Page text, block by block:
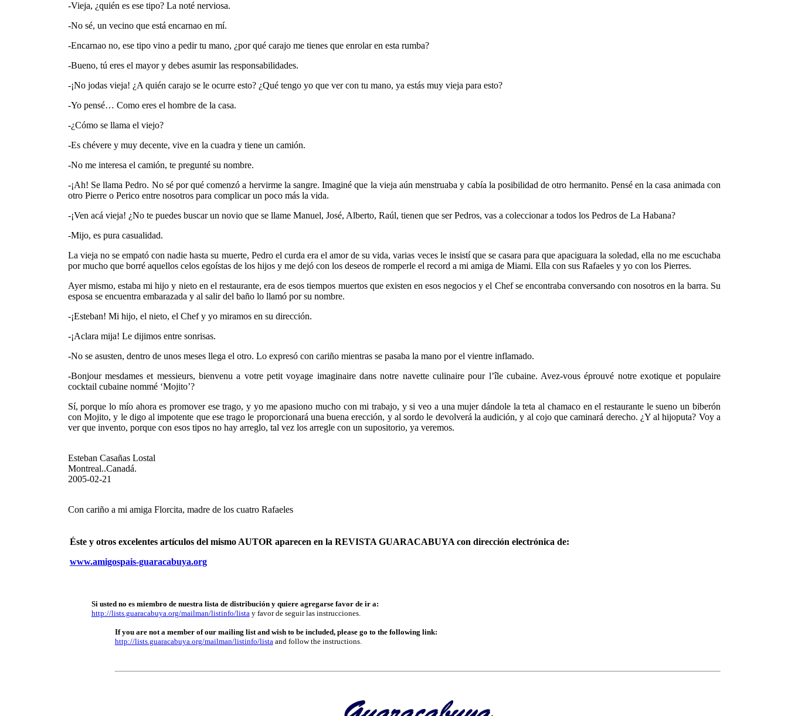
-Vieja, ¿quién es ese tipo? La noté nerviosa.
-No sé, un vecino que está encarnao en mí.
-Encarnao no, ese tipo vino a pedir tu mano, ¿por qué carajo me tienes que enrolar en esta rumba?
-Bueno, tú eres el mayor y debes asumir las responsabilidades.
-¡No jodas vieja! ¿A quién carajo se le ocurre esto? ¿Qué tengo yo que ver con tu mano, ya estás muy vieja para esto?
-Yo pensé… Como eres el hombre de la casa.
-¿Cómo se llama el viejo?
-Es chévere y muy decente, vive en la cuadra y tiene un camión.
-No me interesa el camión, te pregunté su nombre.
-¡Ah! Se llama Pedro. No sé por qué comenzó a hervirme la sangre. Imaginé que la vieja aún menstruaba y cabía la posibilidad de otro hermanito. Pensé en la casa animada con
otro Pierre o Perico entre nosotros para complicar un poco más la vida.
-¡Ven acá vieja! ¿No te puedes buscar un novio que se llame Manuel, José, Alberto, Raúl, tienen que ser Pedros, vas a coleccionar a todos los Pedros de La Habana?
-Mijo, es pura casualidad.
La vieja no se empató con nadie hasta su muerte, Pedro el curda era el amor de su vida, varias veces le insistí que se casara para que apaciguara la soledad, ella no me escuchaba
por mucho que borré aquellos celos egoístas de los hijos y me dejó con los deseos de romperle el record a mi amiga de Miami. Ella con sus Rafaeles y yo con los Pierres.
Ayer mismo, estaba mi hijo y nieto en el restaurante, era de esos tiempos muertos que existen en esos negocios y el Chef se encontraba conversando con nosotros en la barra. Su
esposa se encuentra embarazada y al salir del baño lo llamó por su nombre.
-¡Esteban! Mi hijo, el nieto, el Chef y yo miramos en su dirección.
-¡Aclara mija! Le dijimos entre sonrisas.
-No se asusten, dentro de unos meses llega el otro. Lo expresó con cariño mientras se pasaba la mano por el vientre inflamado.
-Bonjour mesdames et messieurs, bienvenu a votre petit voyage imaginaire dans notre navette culinaire pour l’île cubaine. Avez-vous éprouvé notre exotique et populaire
cocktail cubaine nommé ‘Mojito’?
Sí, porque lo mío ahora es promover ese trago, y yo me apasiono mucho con mi trabajo, y si veo a una mujer dándole la teta al chamaco en el restaurante le sueno un biberón
con Mojito, y le digo al impotente que ese trago le proporcionará una buena erección, y al sordo le devolverá la audición, y al cojo que caminará derecho. ¿Y al hijoputa? Voy a
ver que invento, porque con esos tipos no hay arreglo, tal vez los arregle con un supositorio, ya veremos.
Esteban Casañas Lostal
Montreal..Canadá.
2005-02-21
Con cariño a mi amiga Florcita, madre de los cuatro Rafaeles
Éste y otros excelentes artículos del mismo AUTOR aparecen en la REVISTA GUARACABUYA con dirección electrónica de:
www.amigospais-guaracabuya.org
Si usted no es miembro de nuestra lista de distribución y quiere agregarse favor de ir a:
http://lists.guaracabuya.org/mailman/listinfo/listay favor de seguir las instrucciones.
If you are not a member of our mailing list and wish to be included, please go to the following link:
http://lists.guaracabuya.org/mailman/listinfo/listaand follow the instructions.